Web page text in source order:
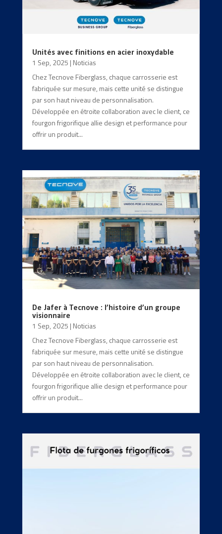
Unités avec finitions en acier inoxydable
1 Sep, 2025 | Noticias
Chez Tecnove Fiberglass, chaque carrosserie est
fabriquée sur mesure, mais cette unité se distingue
par son haut niveau de personnalisation.
Développée en étroite collaboration avec le client, ce
fourgon frigorifique allie design et performance pour
offrir un produit...
De Jafer à Tecnove : l’histoire d’un groupe
visionnaire
1 Sep, 2025 | Noticias
Chez Tecnove Fiberglass, chaque carrosserie est
fabriquée sur mesure, mais cette unité se distingue
par son haut niveau de personnalisation.
Développée en étroite collaboration avec le client, ce
fourgon frigorifique allie design et performance pour
offrir un produit...